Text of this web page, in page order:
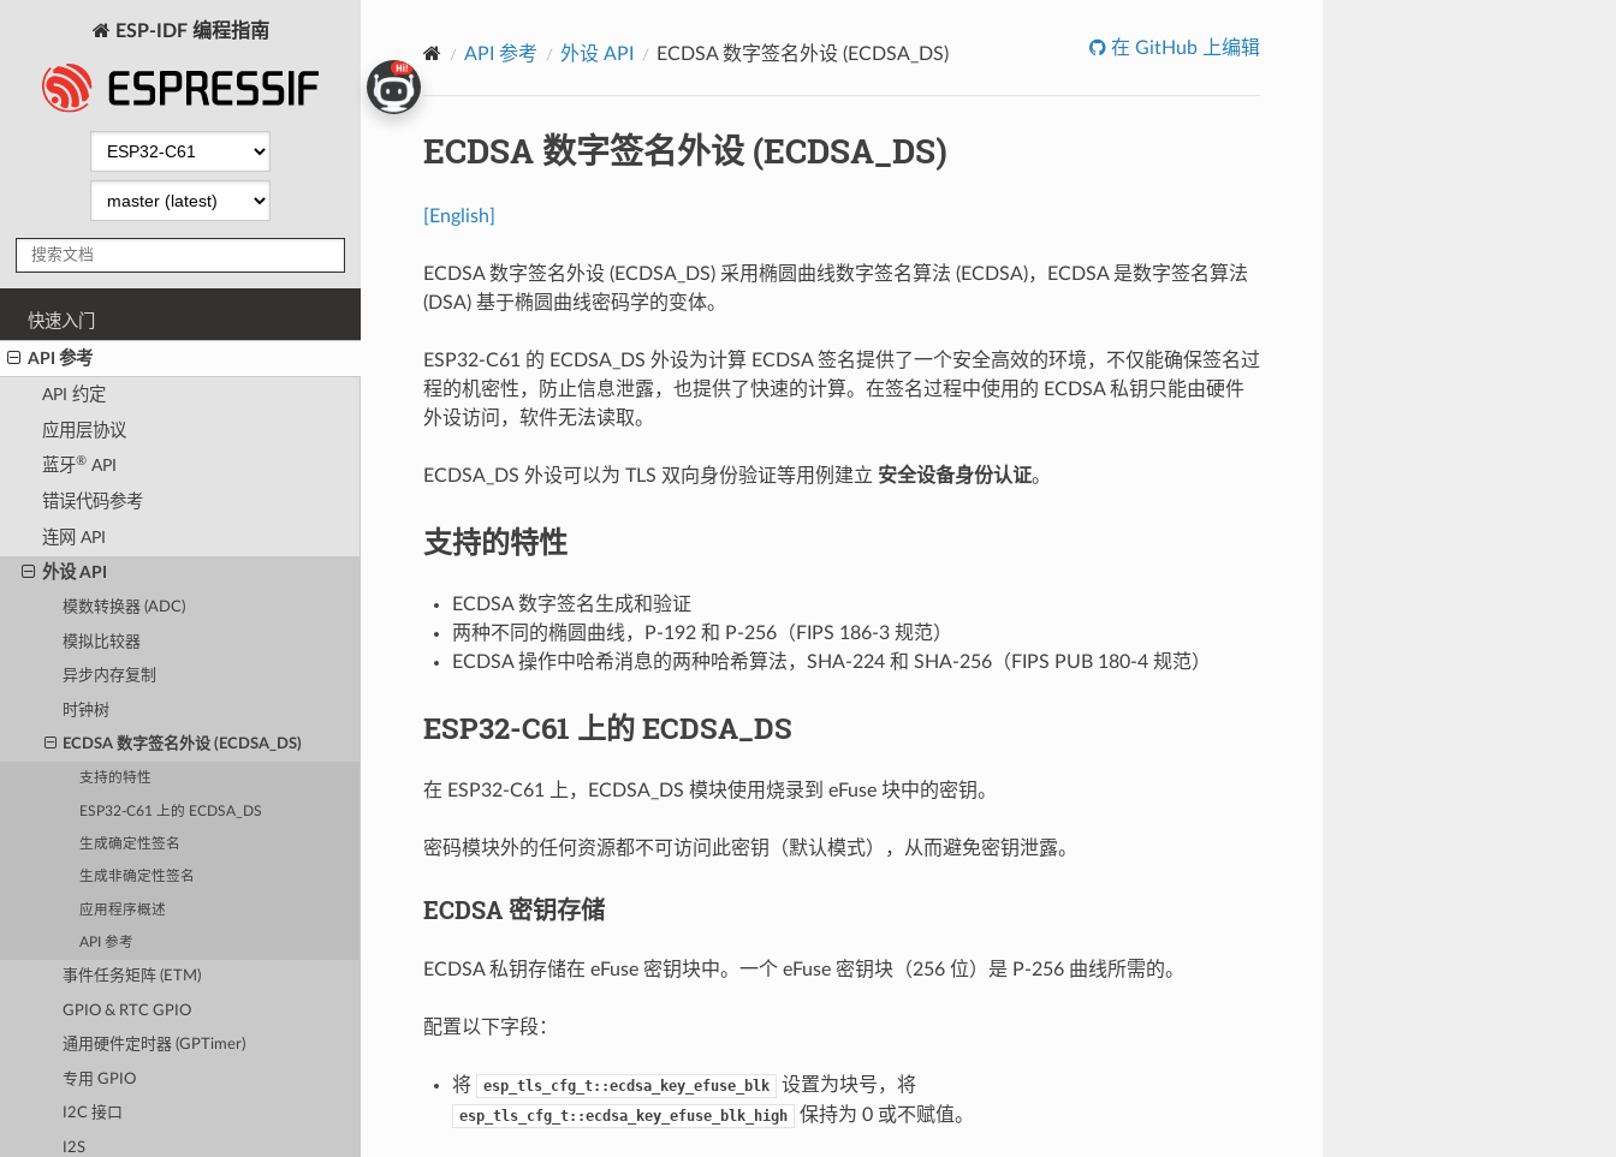
ESP-IDF 编程指南
快速入门
API 参考
API 约定
应用层协议
蓝牙®API
错误代码参考
连网 API
外设 API
模数转换器 (ADC)
模拟比较器
异步内存复制
时钟树
ECDSA 数字签名外设 (ECDSA_DS)
支持的特性
ESP32-C61 上的 ECDSA_DS
生成确定性签名
生成非确定性签名
应用程序概述
API 参考
事件任务矩阵 (ETM)
GPIO & RTC GPIO
通用硬件定时器 (GPTimer)
专用 GPIO
I2C 接口
I2S
API 参考 外设 API ECDSA 数字签名外设 (ECDSA_DS) 在 GitHub 上编辑
ECDSA 数字签名外设 (ECDSA_DS)
[English]
ECDSA 数字签名外设 (ECDSA_DS) 采用椭圆曲线数字签名算法 (ECDSA)，ECDSA 是数字签名算法
(DSA) 基于椭圆曲线密码学的变体。
ESP32-C61 的 ECDSA_DS 外设为计算 ECDSA 签名提供了一个安全高效的环境，不仅能确保签名过
程的机密性，防止信息泄露，也提供了快速的计算。在签名过程中使用的 ECDSA 私钥只能由硬件
外设访问，软件无法读取。
ECDSA_DS 外设可以为 TLS 双向身份验证等用例建立 安全设备身份认证。
支持的特性
ECDSA 数字签名生成和验证
两种不同的椭圆曲线，P-192 和 P-256（FIPS 186-3 规范）
ECDSA 操作中哈希消息的两种哈希算法，SHA-224 和 SHA-256（FIPS PUB 180-4 规范）
ESP32-C61 上的 ECDSA_DS
在 ESP32-C61 上，ECDSA_DS 模块使用烧录到 eFuse 块中的密钥。
密码模块外的任何资源都不可访问此密钥（默认模式），从而避免密钥泄露。
ECDSA 密钥存储
ECDSA 私钥存储在 eFuse 密钥块中。一个 eFuse 密钥块（256 位）是 P-256 曲线所需的。
配置以下字段：
将 esp_tls_cfg_t::ecdsa_key_efuse_blk 设置为块号，将
esp_tls_cfg_t::ecdsa_key_efuse_blk_high 保持为 0 或不赋值。